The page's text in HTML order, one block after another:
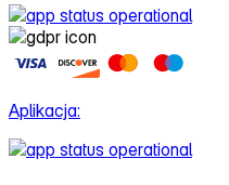
Aplikacja: